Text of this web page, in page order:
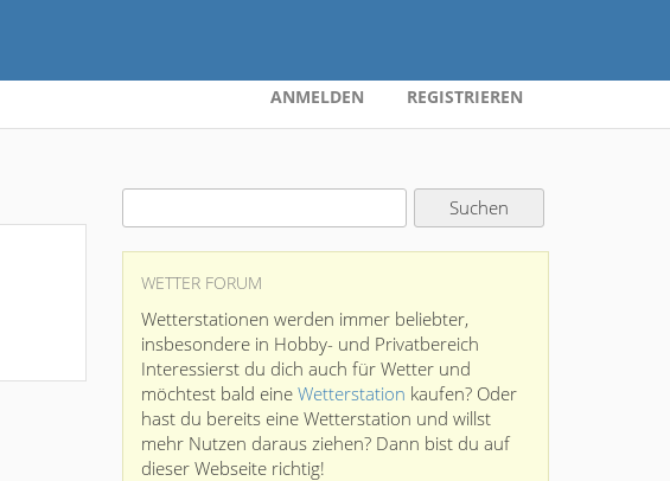
ANMELDEN REGISTRIEREN
WETTER FORUM
Wetterstationen werden immer beliebter,
insbesondere in Hobby- und Privatbereich
Interessierst du dich auch für Wetter und
möchtest bald eine Wetterstation kaufen? Oder
hast du bereits eine Wetterstation und willst
mehr Nutzen daraus ziehen? Dann bist du auf
dieser Webseite richtig!